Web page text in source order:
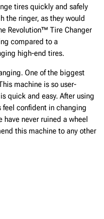
tires quickly and safely
the ringer, as they would
Revolution™ Tire Changer
compared to a
high-end tires.
One of the biggest
machine is so user-
quick and easy. After using
confident in changing
have never ruined a wheel
this machine to any other